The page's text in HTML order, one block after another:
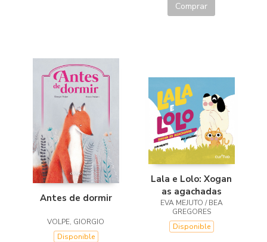
Comprar
Antes de dormir
VOLPE, GIORGIO
Disponible
Lala e Lolo: Xogan
as agachadas
EVA MEJUTO / BEA
GREGORES
Disponible